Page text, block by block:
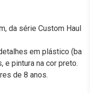
da série Custom Haul
em plástico (ba
e pintura na cor preto.
de 8 anos.